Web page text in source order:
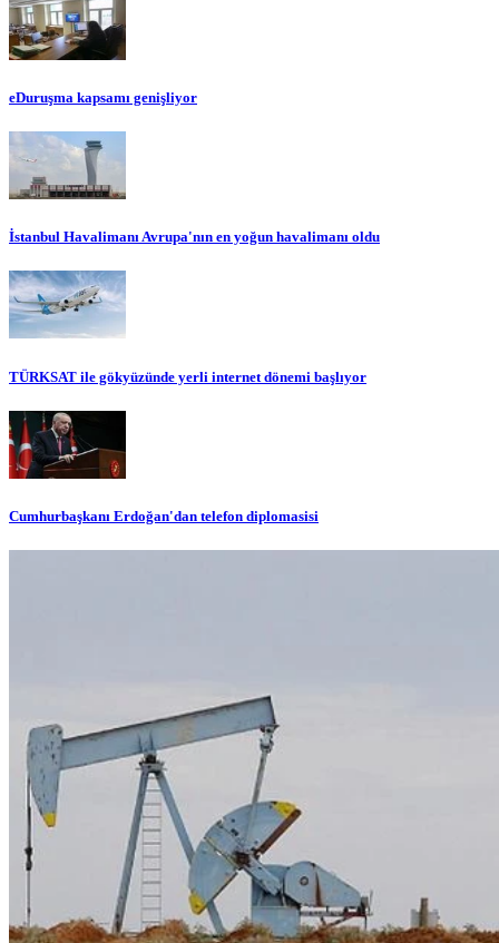
eDuruşma kapsamı genişliyor
İstanbul Havalimanı Avrupa'nın en yoğun havalimanı oldu
TÜRKSAT ile gökyüzünde yerli internet dönemi başlıyor
Cumhurbaşkanı Erdoğan'dan telefon diplomasisi